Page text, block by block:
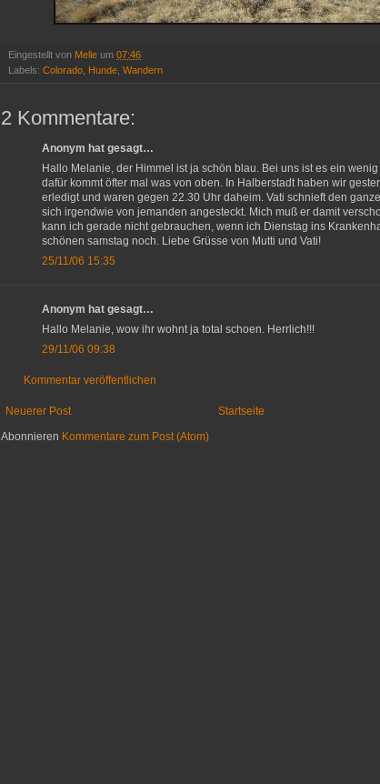
Eingestellt von Melle um 07:46
Labels: Colorado Hunde Wandern
2 Kommentare:
Anonym hat gesagt…
Hallo Melanie, der Himmel ist ja schön blau. Bei uns ist es ein
dafür kommt öfter mal was von oben. In Halberstadt haben wir
erledigt und waren gegen 22.30 Uhr daheim. Vati schnieft den
sich irgendwie von jemanden angesteckt. Mich muß er damit
kann ich gerade nicht gebrauchen, wenn ich Dienstag ins
schönen samstag noch. Liebe Grüsse von Mutti und Vati!
25/11/06 15:35
Anonym hat gesagt…
Hallo Melanie, wow ihr wohnt ja total schoen. Herrlich!!!
29/11/06 09:38
Kommentar veröffentlichen
Neuerer Post
Startseite
Abonnieren Kommentare zum Post (Atom)